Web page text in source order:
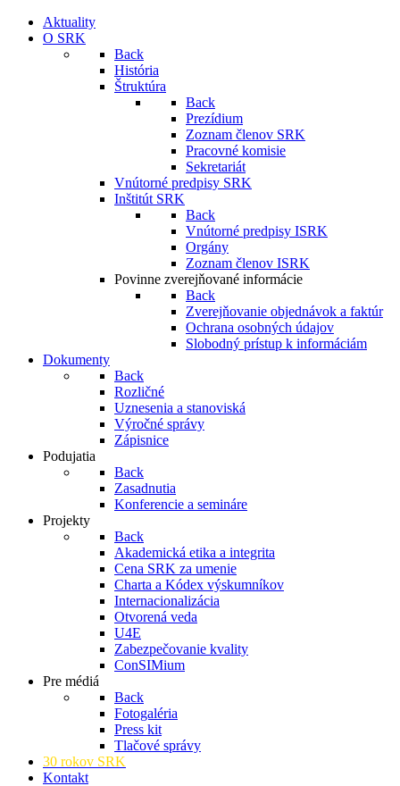
Aktuality
O SRK
Back
História
Štruktúra
Back
Prezídium
Zoznam členov SRK
Pracovné komisie
Sekretariát
Vnútorné predpisy SRK
Inštitút SRK
Back
Vnútorné predpisy ISRK
Orgány
Zoznam členov ISRK
Povinne zverejňované informácie
Back
Zverejňovanie objednávok a faktúr
Ochrana osobných údajov
Slobodný prístup k informáciám
Dokumenty
Back
Rozličné
Uznesenia a stanoviská
Výročné správy
Zápisnice
Podujatia
Back
Zasadnutia
Konferencie a semináre
Projekty
Back
Akademická etika a integrita
Cena SRK za umenie
Charta a Kódex výskumníkov
Internacionalizácia
Otvorená veda
U4E
Zabezpečovanie kvality
ConSIMium
Pre médiá
Back
Fotogaléria
Press kit
Tlačové správy
30 rokov SRK
Kontakt